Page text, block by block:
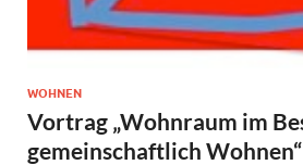
WOHNEN
Vortrag „Wohnraum im
gemeinschaftlich